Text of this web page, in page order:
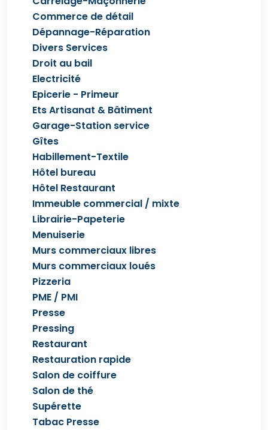
Commerce de détail
Dépannage-Réparation
Divers Services
Droit au bail
Electricité
Epicerie - Primeur
Ets Artisanat & Bâtiment
Garage-Station service
Gîtes
Habillement-Textile
Hôtel bureau
Hôtel Restaurant
Immeuble commercial / mixte
Librairie-Papeterie
Menuiserie
Murs commerciaux libres
Murs commerciaux loués
Pizzeria
PME / PMI
Presse
Pressing
Restaurant
Restauration rapide
Salon de coiffure
Salon de thé
Supérette
Tabac Presse